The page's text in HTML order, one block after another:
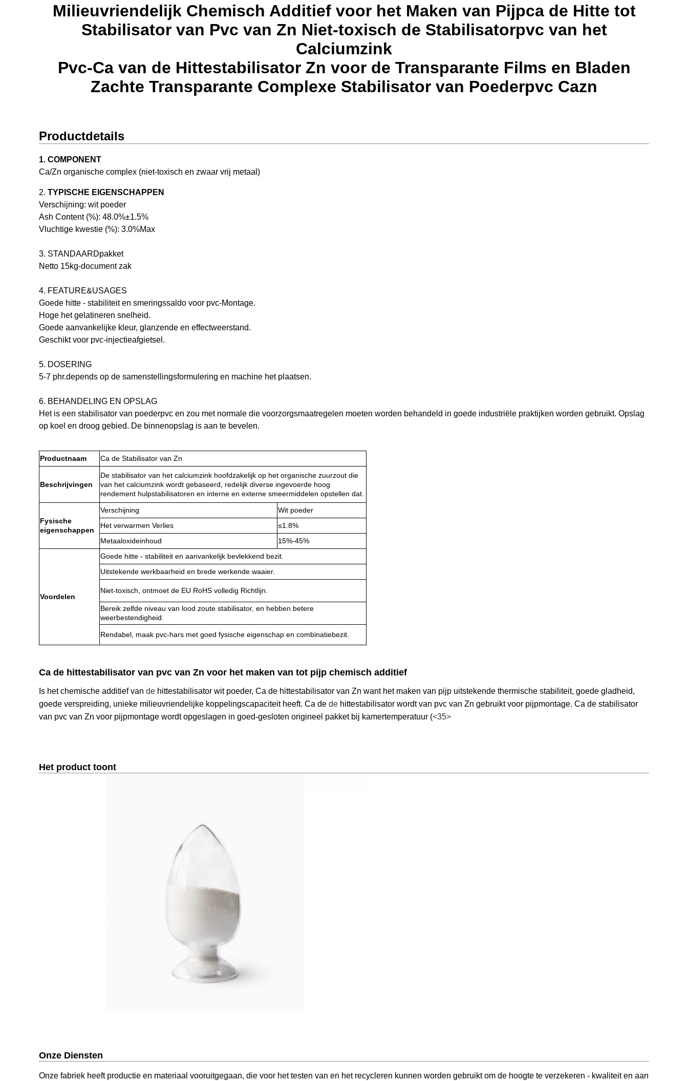
Milieuvriendelijk Chemisch Additief voor het Maken van Pijpca de Hitte tot
Stabilisator van Pvc van Zn Niet-toxisch de Stabilisatorpvc van het
Calciumzink
Pvc-Ca van de Hittestabilisator Zn voor de Transparante Films en Bladen
Zachte Transparante Complexe Stabilisator van Poederpvc Cazn
Productdetails
1. COMPONENT
Ca/Zn organische complex (niet-toxisch en zwaar vrij metaal)
2. TYPISCHE EIGENSCHAPPEN
Verschijning: wit poeder
Ash Content (%): 48.0%±1.5%
Vluchtige kwestie (%): 3.0%Max
3. STANDAARDpakket
Netto 15kg-document zak
4. FEATURE&USAGES
Goede hitte - stabiliteit en smeringssaldo voor pvc-Montage.
Hoge het gelatineren snelheid.
Goede aanvankelijke kleur, glanzende en effectweerstand.
Geschikt voor pvc-injectieafgietsel.
5. DOSERING
5-7 phr.depends op de samenstellingsformulering en machine het plaatsen.
6. BEHANDELING EN OPSLAG
Het is een stabilisator van poederpvc en zou met normale die voorzorgsmaatregelen moeten worden behandeld in goede industriële praktijken worden gebruikt. Opslag
op koel en droog gebied. De binnenopslag is aan te bevelen.
Productnaam Ca de Stabilisator van Zn
Beschrijvingen
De stabilisator van het calciumzink hoofdzakelijk op het organische zuurzout die
van het calciumzink wordt gebaseerd, redelijk diverse ingevoerde hoog
rendement hulpstabilisatoren en interne en externe smeermiddelen opstellen dat.
Fysische
eigenschappen
Verschijning
Wit poeder
Het verwarmen Verlies
≤1.8%
Metaaloxideinhoud
15%-45%
Voordelen
Goede hitte - stabiliteit en aanvankelijk bevlekkend bezit.
Uitstekende werkbaarheid en brede werkende waaier.
Niet-toxisch, ontmoet de EU RoHS volledig Richtlijn.
Bereik zelfde niveau van lood zoute stabilisator, en hebben betere
weerbestendigheid.
Rendabel, maak pvc-hars met goed fysische eigenschap en combinatiebezit.
Ca de hittestabilisator van pvc van Zn voor het maken van tot pijp chemisch additief
Is het chemische additief van de hittestabilisator wit poeder, Ca de hittestabilisator van Zn want het maken van pijp uitstekende thermische stabiliteit, goede gladheid,
goede verspreiding, unieke milieuvriendelijke koppelingscapaciteit heeft. Ca de de hittestabilisator wordt van pvc van Zn gebruikt voor pijpmontage. Ca de stabilisator
van pvc van Zn voor pijpmontage wordt opgeslagen in goed-gesloten origineel pakket bij kamertemperatuur (<35>
Het product toont
Onze Diensten
Onze fabriek heeft productie en materiaal vooruitgegaan, die voor het testen van en het recycleren kunnen worden gebruikt om de hoogte te verzekeren - kwaliteit en aan